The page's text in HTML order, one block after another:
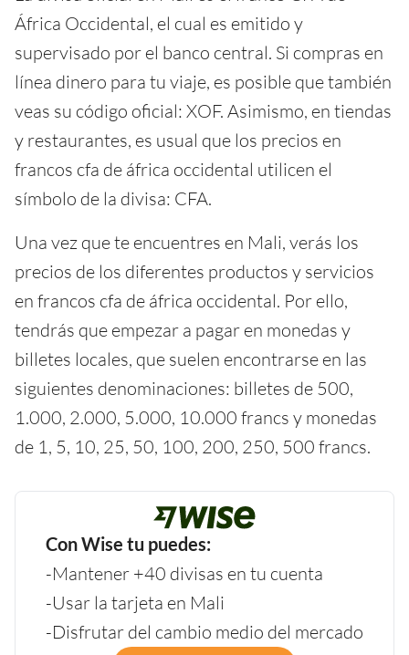
África Occidental, el cual es emitido y
supervisado por el banco central. Si compras en
línea dinero para tu viaje, es posible que también
veas su código oficial: XOF. Asimismo, en tiendas
y restaurantes, es usual que los precios en
francos cfa de áfrica occidental utilicen el
símbolo de la divisa: CFA.
Una vez que te encuentres en Mali, verás los
precios de los diferentes productos y servicios
en francos cfa de áfrica occidental. Por ello,
tendrás que empezar a pagar en monedas y
billetes locales, que suelen encontrarse en las
siguientes denominaciones: billetes de 500,
1.000, 2.000, 5.000, 10.000 francs y monedas
de 1, 5, 10, 25, 50, 100, 200, 250, 500 francs.
Con Wise tu puedes:
-Mantener +40 divisas en tu cuenta
-Usar la tarjeta en Mali
-Disfrutar del cambio medio del mercado